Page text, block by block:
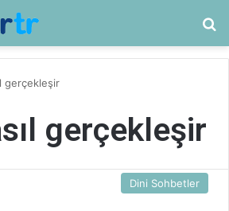
gerçekleşir
gerçekleşir
Dini Sohbetler